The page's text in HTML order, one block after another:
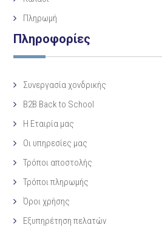
Πληρωμή
Πληροφορίες
Συνεργασία χονδρικής
B2B Back to School
Η Eταιρία μας
Οι υπηρεσίες μας
Τρόποι αποστολής
Τρόποι πληρωμής
Όροι χρήσης
Εξυπηρέτηση πελατών